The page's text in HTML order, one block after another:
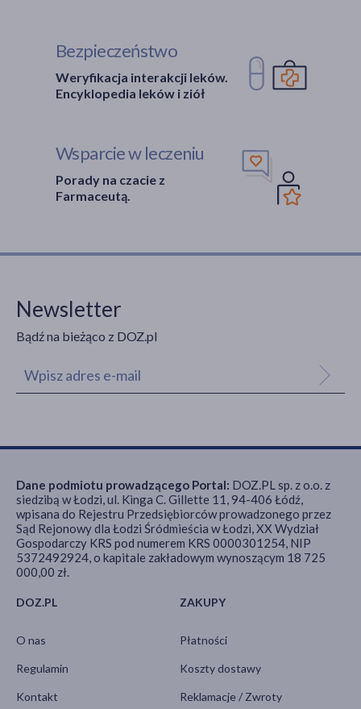
Bezpieczeństwo
Weryfikacja interakcji leków.
Encyklopedia leków i ziół
Wsparcie w leczeniu
Porady na czacie z
Farmaceutą.
Newsletter
Bądź na bieżąco z DOZ.pl
DOZ.PL
O nas
Regulamin
Kontakt
ZAKUPY
Płatności
Koszty dostawy
Reklamacje / Zwroty
Dane podmiotu prowadzącego Portal: DOZ.PL sp. z o.o. z
siedzibą w Łodzi, ul. Kinga C. Gillette 11, 94-406 Łódź,
wpisana do Rejestru Przedsiębiorców prowadzonego przez
Sąd Rejonowy dla Łodzi Śródmieścia w Łodzi, XX Wydział
Gospodarczy KRS pod numerem KRS 0000301254, NIP
5372492924, o kapitale zakładowym wynoszącym 18 725
000,00 zł.